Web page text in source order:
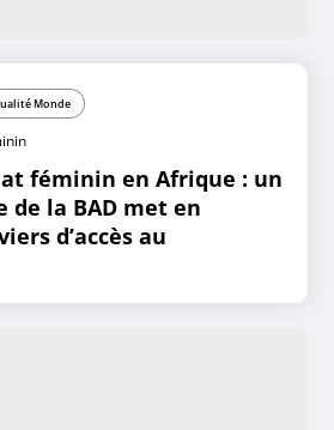
Monde
féminin en Afrique : un
de la BAD met en
d’accès au